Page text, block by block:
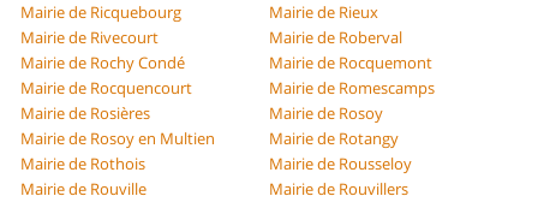
Mairie de Ricquebourg
Mairie de Rieux
Mairie de Rivecourt
Mairie de Roberval
Mairie de Rochy Condé
Mairie de Rocquemont
Mairie de Rocquencourt
Mairie de Romescamps
Mairie de Rosières
Mairie de Rosoy
Mairie de Rosoy en Multien
Mairie de Rotangy
Mairie de Rothois
Mairie de Rousseloy
Mairie de Rouville
Mairie de Rouvillers